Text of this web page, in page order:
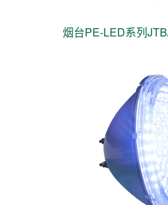
烟台PE-LED系列